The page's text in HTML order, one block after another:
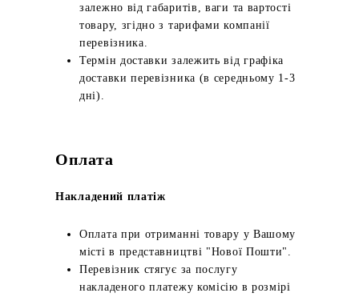
залежно від габаритів, ваги та вартості
товару, згідно з тарифами компанії
перевізника.
Термін доставки залежить від графіка
доставки перевізника (в середньому 1-3
дні).
Оплата
Накладений платіж
Оплата при отриманні товару у Вашому
місті в представництві "Нової Пошти".
Перевізник стягує за послугу
накладеного платежу комісію в розмірі